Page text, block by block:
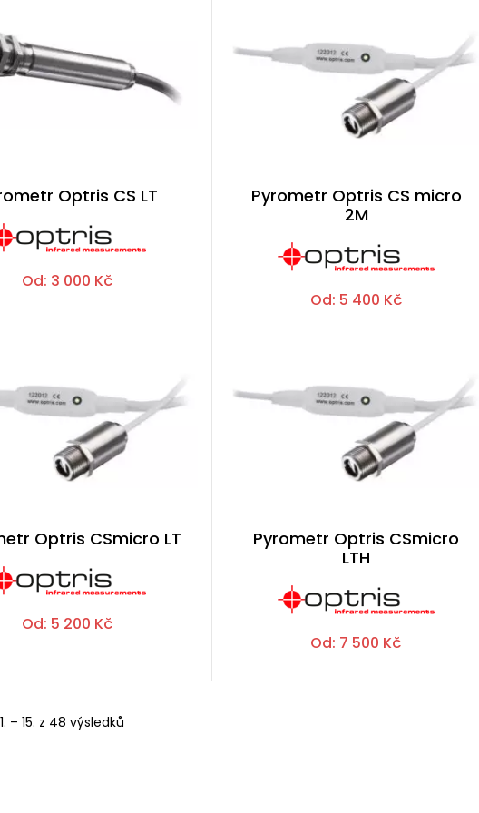
Optris CS LT
Od: 3 000 Kč
Pyrometr Optris CS micro
2M
Od: 5 400 Kč
Optris CSmicro LT
Od: 5 200 Kč
Pyrometr Optris CSmicro
LTH
Od: 7 500 Kč
– 15. z 48 výsledků